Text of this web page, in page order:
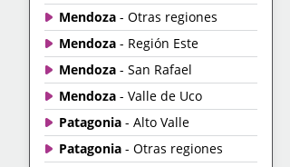
Mendoza - Otras regiones
Mendoza - Región Este
Mendoza - San Rafael
Mendoza - Valle de Uco
Patagonia - Alto Valle
Patagonia - Otras regiones